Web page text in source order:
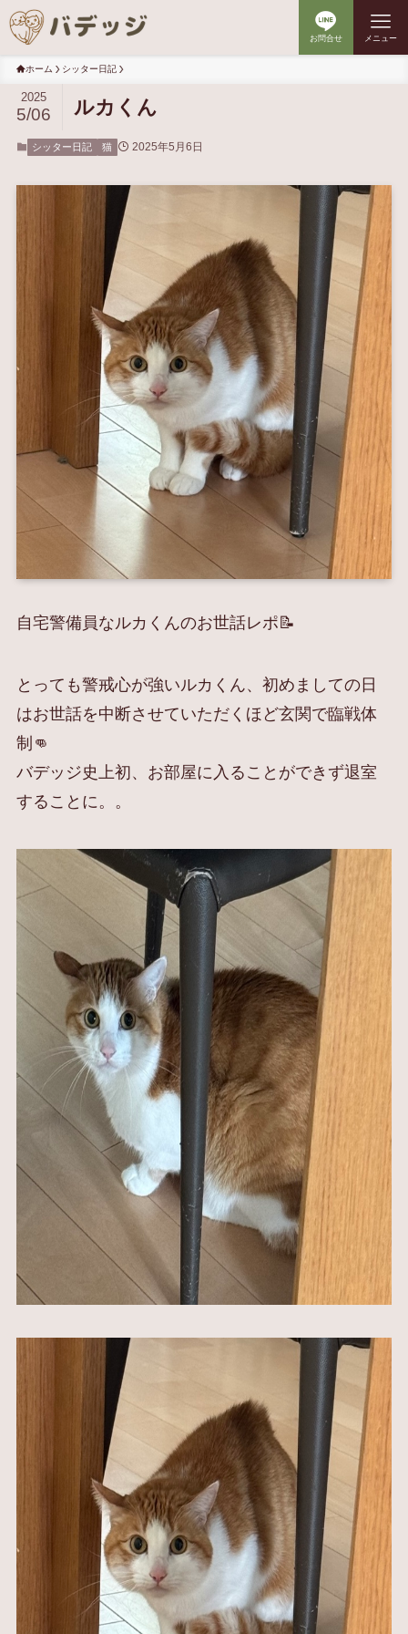
お問合せ メニュー
ホーム シッター日記
ルカくん
2025
5/06
シッター日記 猫 2025年5月6日
自宅警備員なルカくんのお世話レポ📝
とっても警戒心が強いルカくん、初めましての日
はお世話を中断させていただくほど玄関で臨戦体
制👊
バデッジ史上初、お部屋に入ることができず退室
することに。。